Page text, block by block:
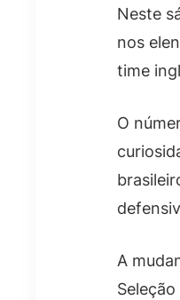
Neste
nos
time
O
A